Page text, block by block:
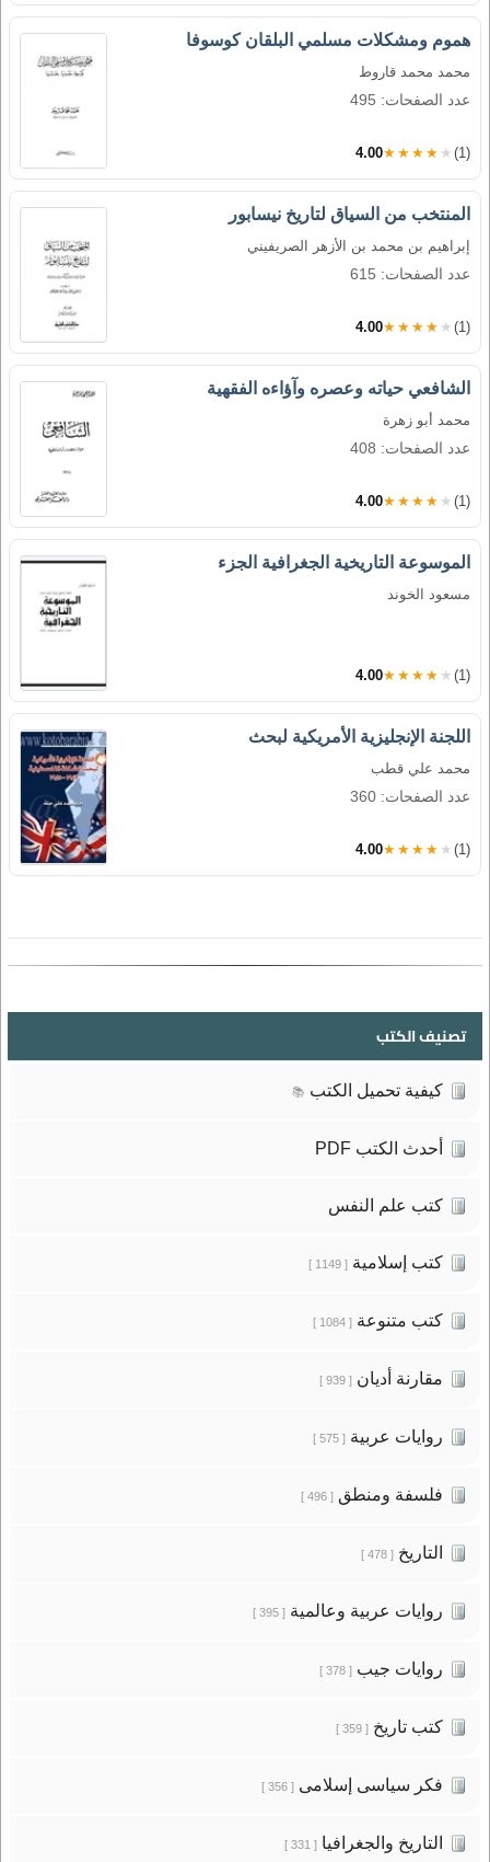
هموم ومشكلات مسلمي البلقان كوسوفا
محمد محمد قاروط
عدد الصفحات: 495
4.00★★★★★ (1)
المنتخب من السياق لتاريخ نيسابور
إبراهيم بن محمد بن الأزهر الصريفيني
عدد الصفحات: 615
4.00★★★★★ (1)
الشافعي حياته وعصره وآؤاءه الفقهية
محمد أبو زهرة
عدد الصفحات: 408
4.00★★★★★ (1)
الموسوعة التاريخية الجغرافية الجزء
مسعود الخوند
4.00★★★★★ (1)
اللجنة الإنجليزية الأمريكية لبحث
محمد علي قطب
عدد الصفحات: 360
4.00★★★★★ (1)
تصنيف الكتب
كيفية تحميل الكتب 📚
أحدث الكتب PDF
كتب علم النفس
كتب إسلامية[ 1149 ]
كتب متنوعة[ 1084 ]
مقارنة أديان[ 939 ]
روايات عربية[ 575 ]
فلسفة ومنطق[ 496 ]
التاريخ[ 478 ]
روايات عربية وعالمية[ 395 ]
روايات جيب[ 378 ]
كتب تاريخ[ 359 ]
فكر سياسى إسلامى[ 356 ]
التاريخ والجغرافيا[ 331 ]